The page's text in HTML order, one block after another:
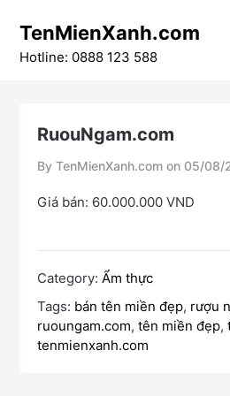
content
TenMienXanh.com
Hotline: 0888 123 588
RuouNgam.com
By TenMienXanh.com on 05/08/
Giá bán: 60.000.000 VND
Category: Ẩm thực
Tags: bán tên miền đẹp, rượu
ruoungam.com,tên miền đẹp,
tenmienxanh.com